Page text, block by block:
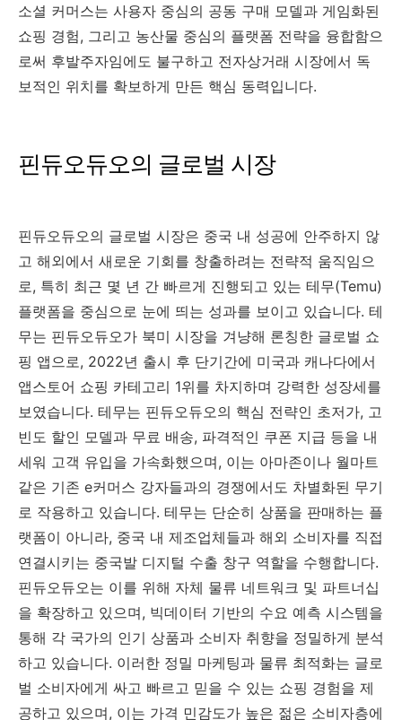
소셜 커머스는 사용자 중심의 공동 구매 모델과 게임화된
쇼핑 경험, 그리고 농산물 중심의 플랫폼 전략을 융합함으
로써 후발주자임에도 불구하고 전자상거래 시장에서 독
보적인 위치를 확보하게 만든 핵심 동력입니다.
핀듀오듀오의 글로벌 시장
핀듀오듀오의 글로벌 시장은 중국 내 성공에 안주하지 않
고 해외에서 새로운 기회를 창출하려는 전략적 움직임으
로, 특히 최근 몇 년 간 빠르게 진행되고 있는 테무(Temu)
플랫폼을 중심으로 눈에 띄는 성과를 보이고 있습니다. 테
무는 핀듀오듀오가 북미 시장을 겨냥해 론칭한 글로벌 쇼
핑 앱으로, 2022년 출시 후 단기간에 미국과 캐나다에서
앱스토어 쇼핑 카테고리 1위를 차지하며 강력한 성장세를
보였습니다. 테무는 핀듀오듀오의 핵심 전략인 초저가, 고
빈도 할인 모델과 무료 배송, 파격적인 쿠폰 지급 등을 내
세워 고객 유입을 가속화했으며, 이는 아마존이나 월마트
같은 기존 e커머스 강자들과의 경쟁에서도 차별화된 무기
로 작용하고 있습니다. 테무는 단순히 상품을 판매하는 플
랫폼이 아니라, 중국 내 제조업체들과 해외 소비자를 직접
연결시키는 중국발 디지털 수출 창구 역할을 수행합니다.
핀듀오듀오는 이를 위해 자체 물류 네트워크 및 파트너십
을 확장하고 있으며, 빅데이터 기반의 수요 예측 시스템을
통해 각 국가의 인기 상품과 소비자 취향을 정밀하게 분석
하고 있습니다. 이러한 정밀 마케팅과 물류 최적화는 글로
벌 소비자에게 싸고 빠르고 믿을 수 있는 쇼핑 경험을 제
공하고 있으며, 이는 가격 민감도가 높은 젊은 소비자층에